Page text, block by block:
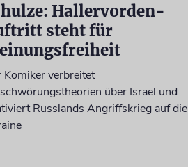
Hallervorden-
steht für
Komiker verbreitet
über Israel und
Russlands Angriffskrieg auf die